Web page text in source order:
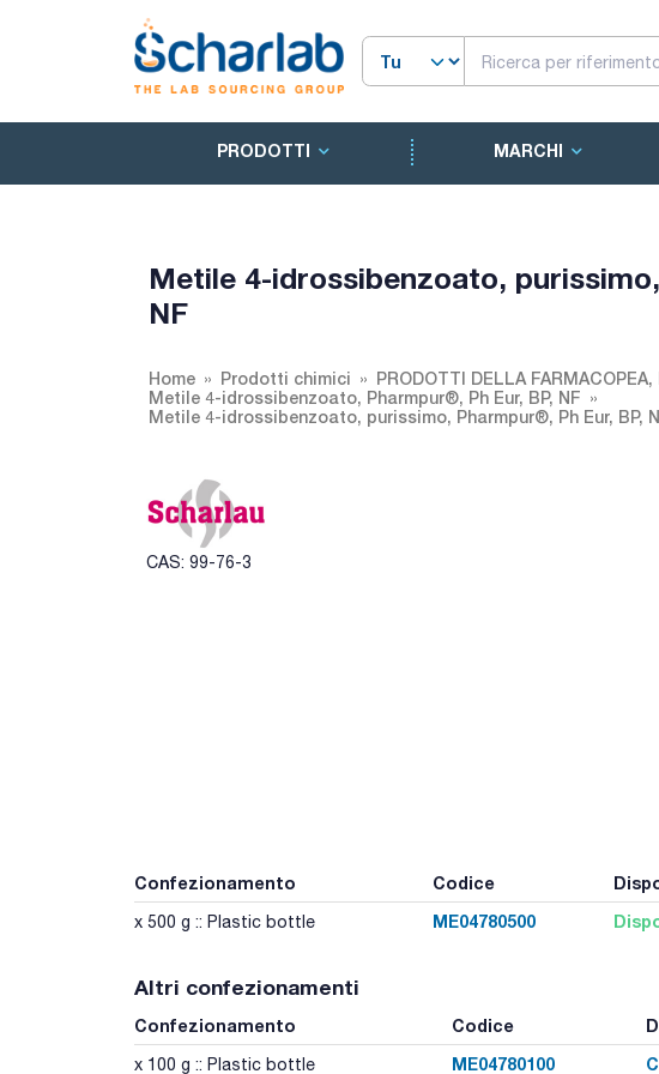
PRODOTTI MARCHI
Metile 4-idrossibenzoato,
NF
Home Prodotti chimici
PRODOTTI DELLA
Metile 4-idrossibenzoato, Pharmpur®, Ph Eur, BP, NF
Metile 4-idrossibenzoato, purissimo, Pharmpur®, Ph Eur, BP,
CAS: 99-76-3
Confezionamento Codice
x 500 g :: Plastic bottle ME04780500
Altri confezionamenti
Confezionamento Codice
x 100 g :: Plastic bottle ME04780100